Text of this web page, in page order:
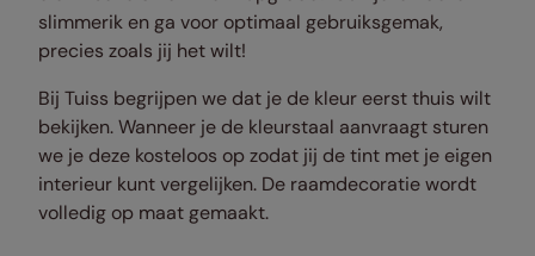
slimmerik en ga voor optimaal gebruiksgemak,
precies zoals jij het wilt!
Bij Tuiss begrijpen we dat je de kleur eerst thuis wilt
bekijken. Wanneer je de kleurstaal aanvraagt sturen
we je deze kosteloos op zodat jij de tint met je eigen
interieur kunt vergelijken. De raamdecoratie wordt
volledig op maat gemaakt.